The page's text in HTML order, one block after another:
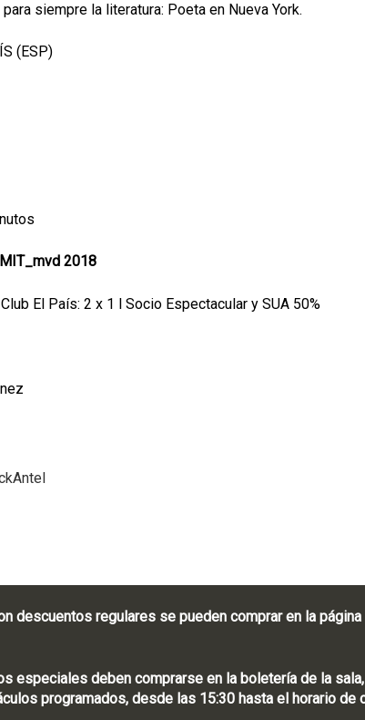
siempre la literatura: Poeta en Nueva York.
(ESP)
2018
El País: 2 x 1 l Socio Espectacular y SUA 50%
descuentos regulares se pueden comprar en la
especiales deben comprarse en la boletería de la
programados, desde las 15:30 hasta el horario de